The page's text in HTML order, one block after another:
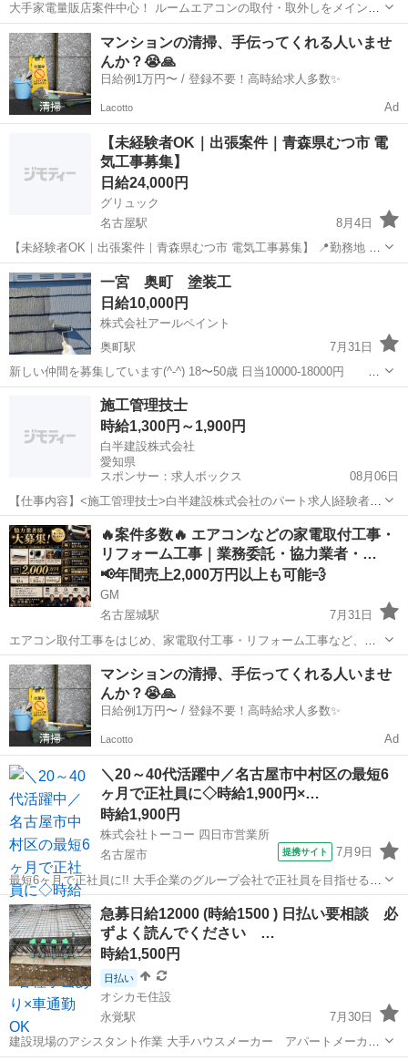
大手家電量販店案件中心！ ルームエアコンの取付・取外しをメインに
行っていただくお仕事です。 ご家庭・空室物件・新築住宅など、安定
した案件数があります。 ■仕事内容 ・エアコンの取付・取外し ・大手
家電量販店案件中心 ・...
愛知 豊橋市 愛知大学前駅 その他 給湯器
マンションの清掃、手伝ってくれる人いませ
んか？😭🙏
日給例1万円〜 / 登録不要！高時給求人多数✨
Lacotto Ad
【未経験者OK｜出張案件｜青森県むつ市 電
気工事募集】
日給24,000円
グリュック
名古屋駅
8月4日
【未経験者OK｜出張案件｜青森県むつ市 電気工事募集】 📍勤務地 青
森県むつ市 📅工期 2026年8月15日～11月中旬予定 👷募集人数 5名 💰
単価 24,000円／日（税別・食費込み） ...
愛知 名古屋市 名古屋駅 その他
一宮 奥町 塗装工
日給10,000円
株式会社アールペイント
奥町駅
7月31日
新しい仲間を募集しています(^-^) 18〜50歳 日当10000-18000円 ※
研修期間あり。 気軽に連絡ください（＾_＾） 社会保険.雇用保険.交
通費などあり 1人親方などの問い合わせも宜しくお願いします。
一宮市 奥町駅 その他
施工管理技士
時給1,300円～1,900円
白半建設株式会社
愛知県
スポンサー：求人ボックス
08月06日
【仕事内容】<施工管理技士>白半建設株式会社のパート求人|経験者優
遇・資格取得支援あり <仕事内容> 地域密着ならではの「仕事のやり
がい」 感じてみませんか? 現場および事務所で、正社員と共に建物の
施工管理の補助をして頂きます。...
アルバイト・パート
🔥案件多数🔥 エアコンなどの家電取付工事・
リフォーム工事｜業務委託・協力業者・…
📢年間売上2,000万円以上も可能💨
GM
名古屋城駅
7月31日
エアコン取付工事をはじめ、家電取付工事・リフォーム工事など、多
数の案件をご用意しております！ 大手家電量販店様をはじめ、不動産
管理会社様・建設会社様・工務店様・電材販売会社様・通販会社様な
ど、多数の企業様とお取引しておりま...
愛知 名古屋市 名古屋城駅 その他 給湯器
マンションの清掃、手伝ってくれる人いませ
んか？😭🙏
日給例1万円〜 / 登録不要！高時給求人多数✨
Lacotto Ad
＼20～40代活躍中／名古屋市中村区の最短6
ヶ月で正社員に◇時給1,900円×…
時給1,900円
株式会社トーコー 四日市営業所
名古屋市
提携サイト 7月9日
最短6ヶ月で正社員に!! 大手企業のグループ会社で正社員を目指せるお
仕事です。 〜お仕事内容〜 設備保全(電計) 保全計画に則した工事計
画・手配・工事管理 電計備品の管理 起業、修繕などの検討・見積など
設備故障時の緊急対応...
愛知 名古屋市 その他
急募日給12000 (時給1500 ) 日払い要相談 必
ずよく読んでください …
時給1,500円
日払い
オシカモ住設
永覚駅
7月30日
建設現場のアシスタント作業 大手ハウスメーカー アパートメーカ